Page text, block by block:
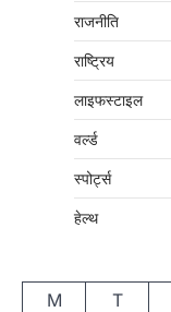
राजनीति
राष्ट्रिय
लाइफस्टाइल
वर्ल्ड
स्पोर्ट्स
हेल्थ
M
T